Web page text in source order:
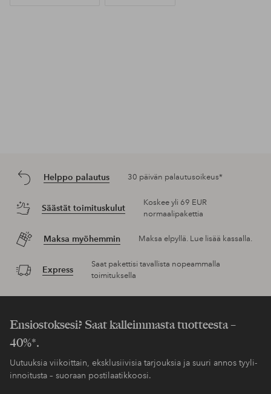
Helppo palautus 30 päivän palautusoikeus*
Säästät toimituskulut
Koskee yli 69 EUR
normaalipakettia
Maksa myöhemmin Maksa elpyllä. Lue lisää kassalla.
Express
Saat pakettisi tavallista nopeammalla
toimituksella
Ensiostoksesi? Saat kalleimmasta tuotteesta –
40%*.
Uutuuksia viikoittain, eksklusiivisia tarjouksia ja suuri annos tyyli-
innoitusta – suoraan postilaatikkoosi.